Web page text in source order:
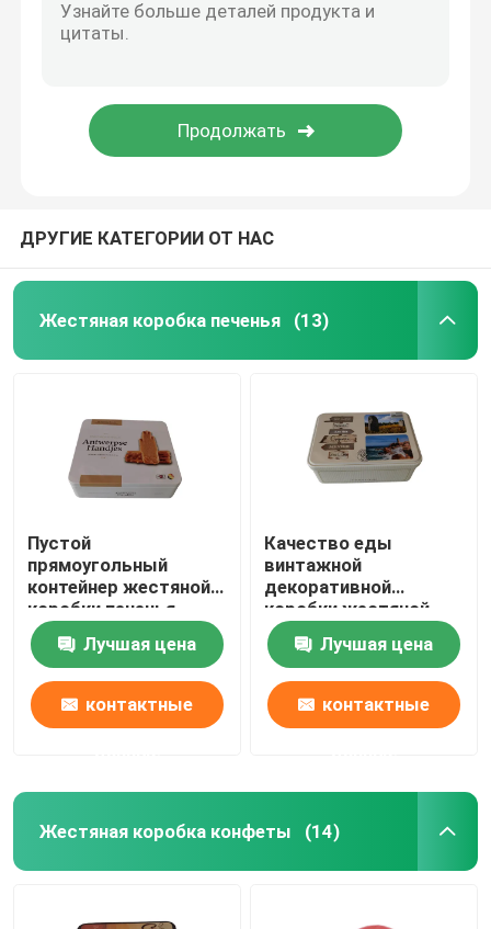
ДРУГИЕ КАТЕГОРИИ ОТ НАС
Жестяная коробка печенья (13)
Пустой
прямоугольный
контейнер жестяной
коробки печенья
упаковывая с
прикрепленной на
петлях
нестандартной
конструкцией
Лучшая цена
контактные
Качество еды
винтажной
декоративной
коробки жестяной
коробки печенья
среднее
прямоугольное
Лучшая цена
контактные
Жестяная коробка конфеты (14)